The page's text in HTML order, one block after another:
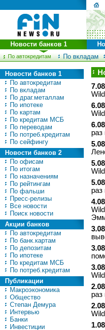
По автокредитам По вкладам
Новости банков 1
Новости банков 1
По автокредитам
По вкладам
По драг.металлам
По ипотеке
По картам
По кредитам МСБ
По переводам
По потреб.кредитам
По сейфингу
Новости банков 2
По офисам
По итогам
По назначениям
По рейтингам
По фальши
Пресс-релизы
Все новости
Поиск новости
Акции банков
По автокредитам
По банк.картам
По депозитам
По ипотеке
По кредитам МСБ
По потреб.кредитам
Публикации
Макроэкономика
Общество
Степан Демура
Интервью
Банки
Инвестиции